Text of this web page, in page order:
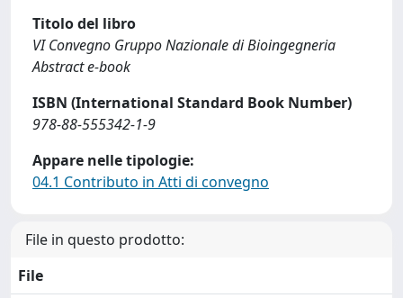
Titolo del libro
VI Convegno Gruppo Nazionale di Bioingegneria
Abstract e-book
ISBN (International Standard Book Number)
978-88-555342-1-9
Appare nelle tipologie:
04.1 Contributo in Atti di convegno
File in questo prodotto:
File